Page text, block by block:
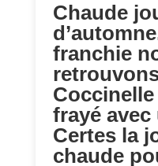
Chaude
franchie
frayé
Certes la
chaude